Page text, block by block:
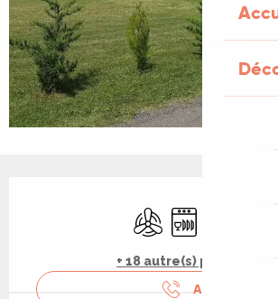
Ouverture et
Air conditionné
Lave vaisselle
+ 18 autre(s)
APPELER